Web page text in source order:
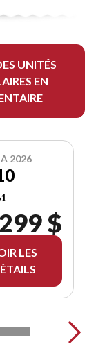
UNITÉS
EN
2026
$
LES